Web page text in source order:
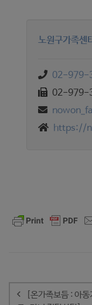
노원구가족센
02-979-
02-979-
https://
내
비
[온가족보듬 : 아동